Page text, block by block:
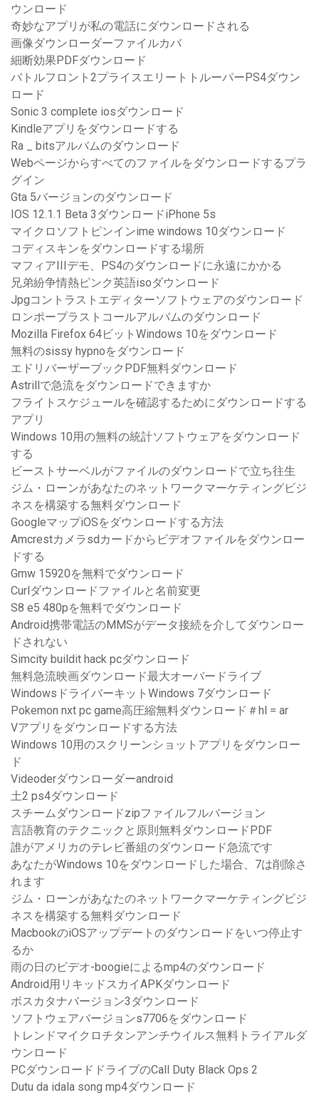
ウンロード
奇妙なアプリが私の電話にダウンロードされる
画像ダウンローダーファイルカバ
細断効果PDFダウンロード
バトルフロント2プライスエリートトルーパーPS4ダウン
ロード
Sonic 3 complete iosダウンロード
Kindleアプリをダウンロードする
Ra _ bitsアルバムのダウンロード
Webページからすべてのファイルをダウンロードするプラ
グイン
Gta 5バージョンのダウンロード
IOS 12.1.1 Beta 3ダウンロードiPhone 5s
マイクロソフトピンインime windows 10ダウンロード
コディスキンをダウンロードする場所
マフィアIIIデモ、PS4のダウンロードに永遠にかかる
兄弟紛争情熱ピンク英語isoダウンロード
Jpgコントラストエディターソフトウェアのダウンロード
ロンポープラストコールアルバムのダウンロード
Mozilla Firefox 64ビットWindows 10をダウンロード
無料のsissy hypnoをダウンロード
エドリバーザーブックPDF無料ダウンロード
Astrillで急流をダウンロードできますか
フライトスケジュールを確認するためにダウンロードする
アプリ
Windows 10用の無料の統計ソフトウェアをダウンロード
する
ビーストサーベルがファイルのダウンロードで立ち往生
ジム・ローンがあなたのネットワークマーケティングビジ
ネスを構築する無料ダウンロード
GoogleマップiOSをダウンロードする方法
Amcrestカメラsdカードからビデオファイルをダウンロー
ドする
Gmw 15920を無料でダウンロード
Curlダウンロードファイルと名前変更
S8 e5 480pを無料でダウンロード
Android携帯電話のMMSがデータ接続を介してダウンロー
ドされない
Simcity buildit hack pcダウンロード
無料急流映画ダウンロード最大オーバードライブ
WindowsドライバーキットWindows 7ダウンロード
Pokemon nxt pc game高圧縮無料ダウンロード＃hl = ar
Vアプリをダウンロードする方法
Windows 10用のスクリーンショットアプリをダウンロー
ド
Videoderダウンローダーandroid
土2 ps4ダウンロード
スチームダウンロードzipファイルフルバージョン
言語教育のテクニックと原則無料ダウンロードPDF
誰がアメリカのテレビ番組のダウンロード急流です
あなたがWindows 10をダウンロードした場合、7は削除さ
れます
ジム・ローンがあなたのネットワークマーケティングビジ
ネスを構築する無料ダウンロード
MacbookのiOSアップデートのダウンロードをいつ停止す
るか
雨の日のビデオ-boogieによるmp4のダウンロード
Android用リキッドスカイAPKダウンロード
ボスカタナバージョン3ダウンロード
ソフトウェアバージョンs7706をダウンロード
トレンドマイクロチタンアンチウイルス無料トライアルダ
ウンロード
PCダウンロードドライブのCall Duty Black Ops 2
Dutu da idala song mp4ダウンロード